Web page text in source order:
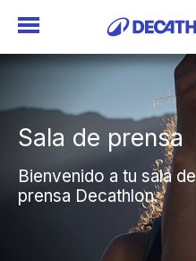
Sala de prensa
Bienvenido a tu sala de
prensa Decathlon.
Sala de prensa
Bienvenido a tu sala de
prensa Decathlon.